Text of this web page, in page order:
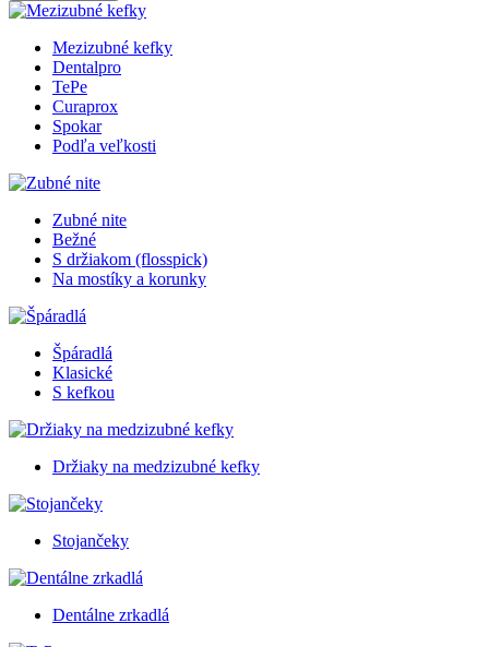
Mezizubné kefky
Dentalpro
TePe
Curaprox
Spokar
Podľa veľkosti
Zubné nite
Bežné
S držiakom (flosspick)
Na mostíky a korunky
Špáradlá
Klasické
S kefkou
Držiaky na medzizubné kefky
Stojančeky
Dentálne zrkadlá